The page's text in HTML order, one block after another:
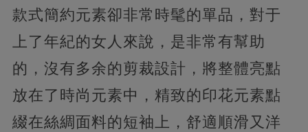
款式簡約元素卻非常時髦的單品，對于
上了年紀的女人來說，是非常有幫助
的，沒有多余的剪裁設計，將整體亮點
放在了時尚元素中，精致的印花元素點
綴在絲綢面料的短袖上，舒適順滑又洋